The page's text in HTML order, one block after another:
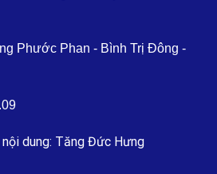
Phước Phan - Bình Trị Đông -
dung: Tăng Đức Hưng